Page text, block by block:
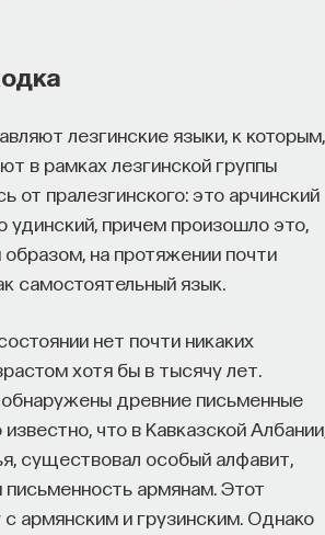
лезгинские языки, к которым,
в рамках лезгинской группы
от пралезгинского: это арчинский
причем произошло это,
образом, на протяжении почти
самостоятельный язык.
нет почти никаких
хотя бы в тысячу лет.
древние письменные
что в Кавказской Албании,
существовал особый алфавит,
армянам. Этот
армянским и грузинским. Однако